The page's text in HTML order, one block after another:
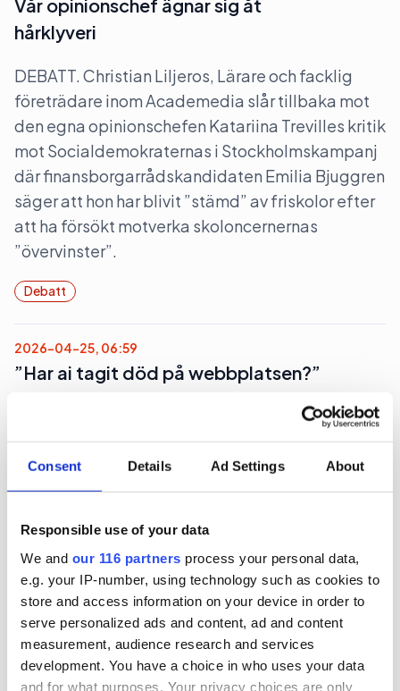
Consent Details Ad Settings About
Responsible use of your data
We and our 116 partners process your personal data,
e.g. your IP-number, using technology such as cookies to
store and access information on your device in order to
serve personalized ads and content, ad and content
measurement, audience research and services
development. You have a choice in who uses your data
and for what purposes. Your privacy choices are only
Vår opinionschef ägnar sig åt
hårklyveri
DEBATT. Christian Liljeros, Lärare och facklig
företrädare inom Academedia slår tillbaka mot
den egna opinionschefen Katariina Trevilles kritik
mot Socialdemokraternas i Stockholmskampanj
där finansborgarrådskandidaten Emilia Bjuggren
säger att hon har blivit ”stämd” av friskolor efter
att ha försökt motverka skoloncernernas
”övervinster”.
Debatt
2026-04-25, 06:59
”Har ai tagit död på webbplatsen?”
DEBATT. Behövs webbplatsen i ai- och Tiktok-
tider? Den behövs mer än någonsin, Mårten
Bokedal, senior manager på Optimizely.
2026-03-18, 01:13
”Har slutet av Metas storhetstid
gått oss obemärkt förbi?”
Pr-konsulten Madeleine Fransson Stöök undrar